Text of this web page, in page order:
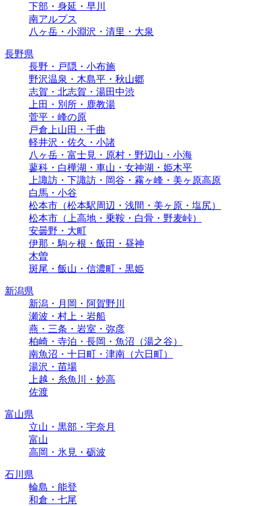
下部・身延・早川
南アルプス
八ヶ岳・小淵沢・清里・大泉
長野県
長野・戸隠・小布施
野沢温泉・木島平・秋山郷
志賀・北志賀・湯田中渋
上田・別所・鹿教湯
菅平・峰の原
戸倉上山田・千曲
軽井沢・佐久・小諸
八ヶ岳・富士見・原村・野辺山・小海
蓼科・白樺湖・車山・女神湖・姫木平
上諏訪・下諏訪・岡谷・霧ヶ峰・美ヶ原高原
白馬・小谷
松本市（松本駅周辺・浅間・美ヶ原・塩尻）
松本市（上高地・乗鞍・白骨・野麦峠）
安曇野・大町
伊那・駒ヶ根・飯田・昼神
木曽
斑尾・飯山・信濃町・黒姫
新潟県
新潟・月岡・阿賀野川
瀬波・村上・岩船
燕・三条・岩室・弥彦
柏崎・寺泊・長岡・魚沼（湯之谷）
南魚沼・十日町・津南（六日町）
湯沢・苗場
上越・糸魚川・妙高
佐渡
富山県
立山・黒部・宇奈月
富山
高岡・氷見・砺波
石川県
輪島・能登
和倉・七尾